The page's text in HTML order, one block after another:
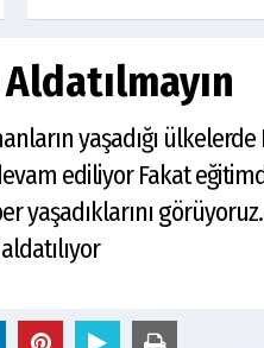
yaşadığı
ediliyor Fakat
yaşadıklarını